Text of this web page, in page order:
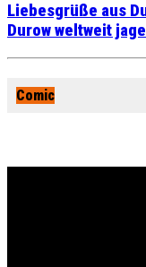
Liebesgrüße aus
Durow weltweit
Comic